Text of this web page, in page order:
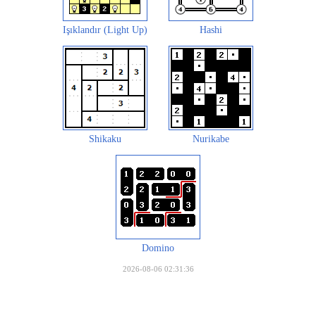
Işıklandır (Light Up) Hashi
Shikaku Nurikabe
Domino
2026-08-06 02:31:36